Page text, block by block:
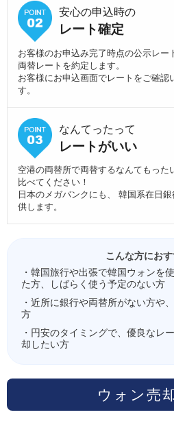
安心の申込時の
レート確定
お客様のお申込み完了時点の公示レー
両替レートを約定します。
お客様にお申込画面でレートをご確認
す。
なんてったって
レートがいい
空港の両替所で両替するなんてもった
比べてください！
日本のメガバンクにも、 韓国系在日
供します。
こんな方におす
・韓国旅行や出張で韓国ウォンを
た方、しばらく使う予定のない方
・近所に銀行や両替所がない方や
方
・円安のタイミングで、優良なレ
却したい方
ウォン売